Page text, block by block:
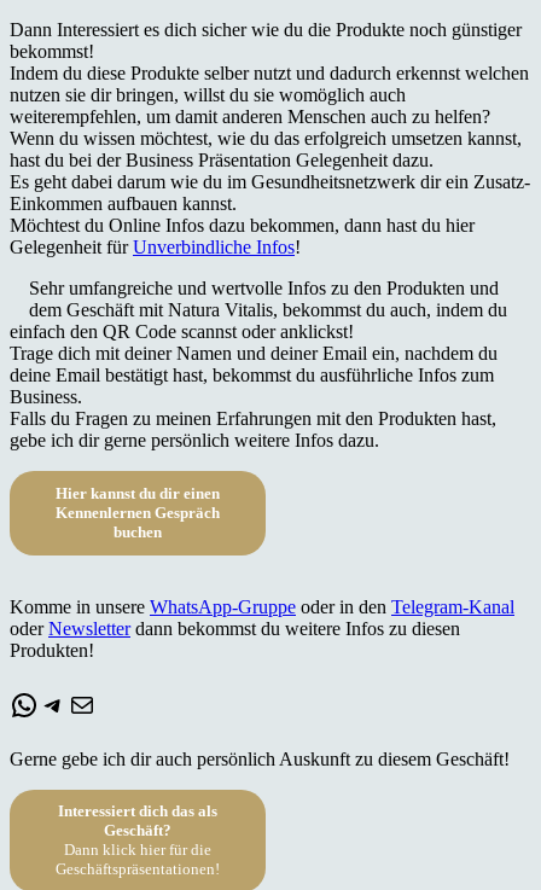
Dann Interessiert es dich sicher wie du die Produkte noch günstiger
bekommst!
Indem du diese Produkte selber nutzt und dadurch erkennst welchen
nutzen sie dir bringen, willst du sie womöglich auch
weiterempfehlen, um damit anderen Menschen auch zu helfen?
Wenn du wissen möchtest, wie du das erfolgreich umsetzen kannst,
hast du bei der Business Präsentation Gelegenheit dazu.
Es geht dabei darum wie du im Gesundheitsnetzwerk dir ein Zusatz-
Einkommen aufbauen kannst.
Möchtest du Online Infos dazu bekommen, dann hast du hier
Gelegenheit fürUnverbindliche Infos!
Sehr umfangreiche und wertvolle Infos zu den Produkten und
dem Geschäft mit Natura Vitalis, bekommst du auch, indem du
einfach den QR Code scannst oder anklickst!
Trage dich mit deiner Namen und deiner Email ein, nachdem du
deine Email bestätigt hast, bekommst du ausführliche Infos zum
Business.
Falls du Fragen zu meinen Erfahrungen mit den Produkten hast,
gebe ich dir gerne persönlich weitere Infos dazu.
Hier kannst du dir einen
Kennenlernen Gespräch
buchen
Komme in unsere WhatsApp-Gruppe oder in den Telegram-Kanal
oderNewsletterdann bekommst du weitere Infos zu diesen
Produkten!
WhatsApp
Telegram
E-Mail
Gerne gebe ich dir auch persönlich Auskunft zu diesem Geschäft!
Interessiert dich das als
Geschäft?
Dann klick hier für die
Geschäftspräsentationen!